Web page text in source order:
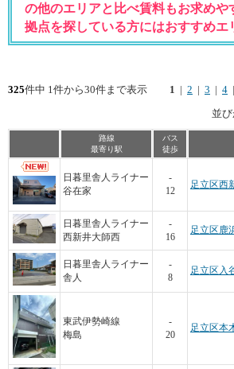
の他のエリアと比べ賃料もお求めや
拠点を探している方にはおすすめエ
1 | 2 | 3 | 4 |
325件中 1件から30件まで表示
並
路線
最寄り駅
バス
徒歩
日暮里舎人ライナー
谷在家
-
12
足立区西
日暮里舎人ライナー
西新井大師西
-
16
足立区鹿
日暮里舎人ライナー
舎人
-
8
足立区入
東武伊勢崎線
梅島
-
20
足立区本